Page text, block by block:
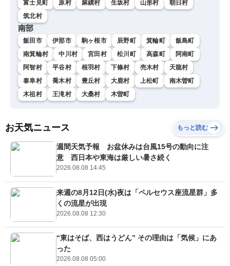
富士見町 原村 麻績村 生坂村 山形村
朝日村
筑北村
南部
飯田市 伊那市 駒ヶ根市 辰野町 箕輪町
飯島町
南箕輪村
中川村 宮田村 松川町 高森町
阿南町
阿智村
平谷村 根羽村 下條村 売木村
天龍村
泰阜村
喬木村 豊丘村 大鹿村 上松町
南木曽町
木祖村
王滝村 大桑村 木曽町
お天気ニュース もっと読む
週間天気予報 お盆休みは台風15号の動向に注
意 西日本や東海は厳しい暑さ続く
2026.08.08 14:45
来週の8月12日(水)夜は「ペルセウス座流星群」多
くの流星が出現
2026.08.08 12:30
“東はそば、西はうどん” その理由は「気候」にあ
った
2026.08.08 05:00